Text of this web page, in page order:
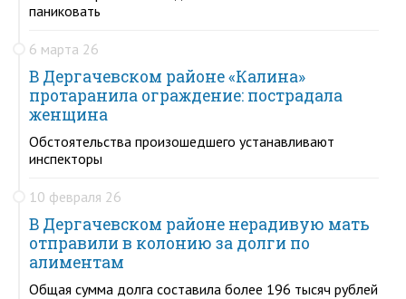
паниковать
6 марта 26
В Дергачевском районе «Калина»
протаранила ограждение: пострадала
женщина
Обстоятельства произошедшего устанавливают
инспекторы
10 февраля 26
В Дергачевском районе нерадивую мать
отправили в колонию за долги по
алиментам
Общая сумма долга составила более 196 тысяч рублей